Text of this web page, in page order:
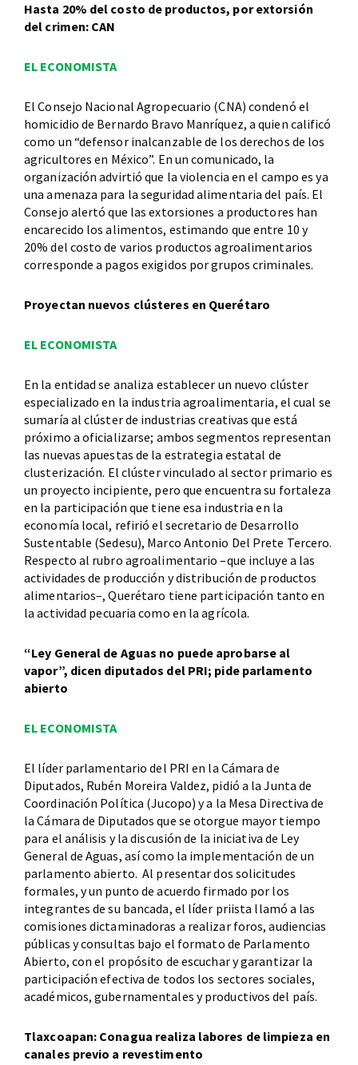
Hasta 20% del costo de productos, por extorsión
del crimen: CAN
EL ECONOMISTA
El Consejo Nacional Agropecuario (CNA) condenó el
homicidio de Bernardo Bravo Manríquez, a quien calificó
como un “defensor inalcanzable de los derechos de los
agricultores en México”. En un comunicado, la
organización advirtió que la violencia en el campo es ya
una amenaza para la seguridad alimentaria del país. El
Consejo alertó que las extorsiones a productores han
encarecido los alimentos, estimando que entre 10 y
20% del costo de varios productos agroalimentarios
corresponde a pagos exigidos por grupos criminales.
Proyectan nuevos clústeres en Querétaro
EL ECONOMISTA
En la entidad se analiza establecer un nuevo clúster
especializado en la industria agroalimentaria, el cual se
sumaría al clúster de industrias creativas que está
próximo a oficializarse; ambos segmentos representan
las nuevas apuestas de la estrategia estatal de
clusterización. El clúster vinculado al sector primario es
un proyecto incipiente, pero que encuentra su fortaleza
en la participación que tiene esa industria en la
economía local, refirió el secretario de Desarrollo
Sustentable (Sedesu), Marco Antonio Del Prete Tercero.
Respecto al rubro agroalimentario –que incluye a las
actividades de producción y distribución de productos
alimentarios–, Querétaro tiene participación tanto en
la actividad pecuaria como en la agrícola.
“Ley General de Aguas no puede aprobarse al
vapor”, dicen diputados del PRI; pide parlamento
abierto
EL ECONOMISTA
El líder parlamentario del PRI en la Cámara de
Diputados, Rubén Moreira Valdez, pidió a la Junta de
Coordinación Política (Jucopo) y a la Mesa Directiva de
la Cámara de Diputados que se otorgue mayor tiempo
para el análisis y la discusión de la iniciativa de Ley
General de Aguas, así como la implementación de un
parlamento abierto. Al presentar dos solicitudes
formales, y un punto de acuerdo firmado por los
integrantes de su bancada, el líder priista llamó a las
comisiones dictaminadoras a realizar foros, audiencias
públicas y consultas bajo el formato de Parlamento
Abierto, con el propósito de escuchar y garantizar la
participación efectiva de todos los sectores sociales,
académicos, gubernamentales y productivos del país.
Tlaxcoapan: Conagua realiza labores de limpieza en
canales previo a revestimento